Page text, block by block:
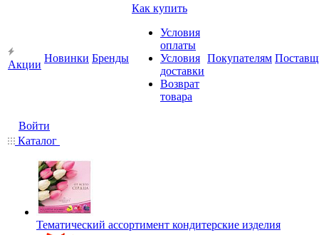
Акции
Новинки Бренды
Как купить
Условия
оплаты
Условия
доставки
Возврат
товара
Покупателям
Войти
Каталог
Тематический ассортимент кондитерские изделия